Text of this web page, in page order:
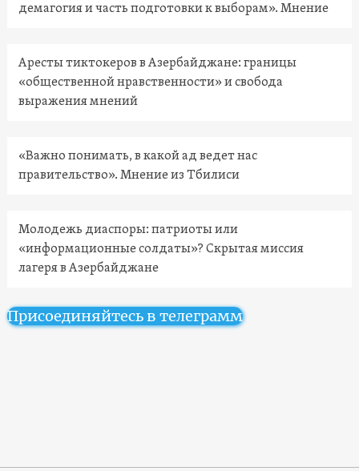
демагогия и часть подготовки к выборам». Мнение
Аресты тиктокеров в Азербайджане: границы
«общественной нравственности» и свобода
выражения мнений
«Важно понимать, в какой ад ведет нас
правительство». Мнение из Тбилиси
Молодежь диаспоры: патриоты или
«информационные солдаты»? Скрытая миссия
лагеря в Азербайджане
Присоединяйтесь в телеграмм